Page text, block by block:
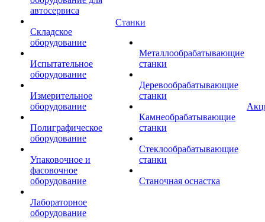
автосервиса
Складское
оборудование
Испытательное
оборудование
Измерительное
оборудование
Полиграфическое
оборудование
Упаковочное и
фасовочное
оборудование
Лабораторное
оборудование
Станки
Металлообрабатывающие
станки
Деревообрабатывающие
станки
Камнеобрабатывающие
станки
Стеклообрабатывающие
станки
Станочная оснастка